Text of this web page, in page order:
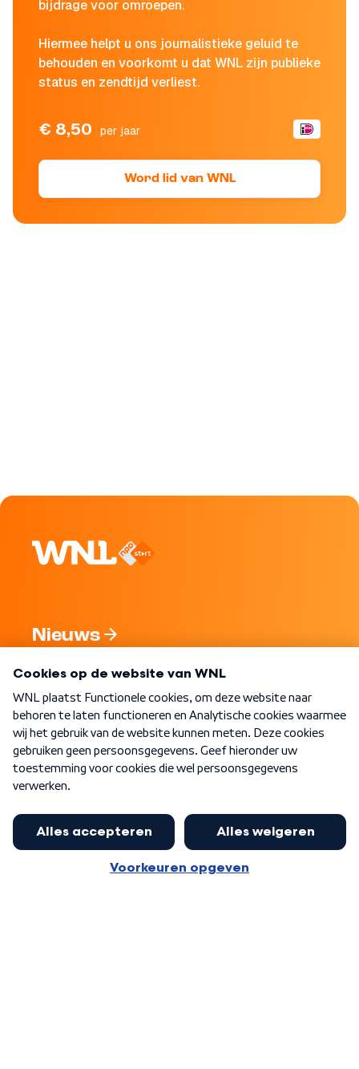
bijdrage voor omroepen.
Hiermee helpt u ons journalistieke geluid te
behouden en voorkomt u dat WNL zijn publieke
status en zendtijd verliest.
€ 8,50 per jaar
Word lid van WNL
Nieuws
Nieuwsbrief
Word Lid